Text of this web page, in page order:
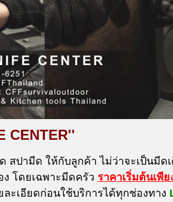
CENTER''
สปามีด ให้กับลูกค้า ไม่ว่าจะเป็นมี
ง โดยเฉพาะมีดครัว ราคาเริ่มต้นเพี
ะเอียดก่อนใช้บริการได้ทุกช่องทาง